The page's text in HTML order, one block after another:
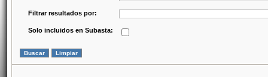
Filtrar resultados por:
Solo incluidos en Subasta: